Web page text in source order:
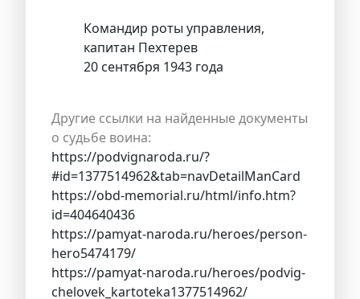
Командир роты управления,
капитан Пехтерев
20 сентября 1943 года
Другие ссылки на найденные документы
о судьбе воина:
https://podvignaroda.ru/?
#id=1377514962&tab=navDetailManCard
https://obd-memorial.ru/html/info.htm?
id=404640436
https://pamyat-naroda.ru/heroes/person-
hero5474179/
https://pamyat-naroda.ru/heroes/podvig-
chelovek_kartoteka1377514962/